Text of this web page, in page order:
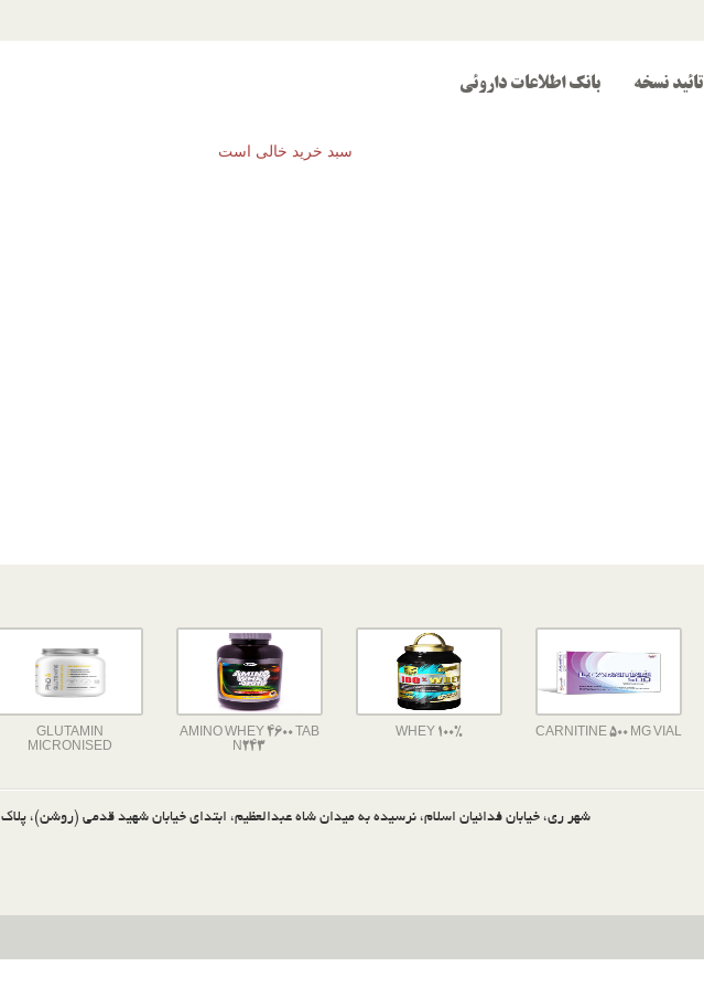
تائید نسخه بانک اطلاعات داروئی
سبد خرید خالی است
CARNITINE 500 MG VIAL
WHEY 100%
AMINO WHEY 4600 TAB
N243
GLUTAMIN
MICRONISED
شهر ری، خیابان فدائیان اسلام، نرسیده به میدان شاه عبدالعظیم، ابتدای خیابان شهید قدمی (روشن)، پلاک 20